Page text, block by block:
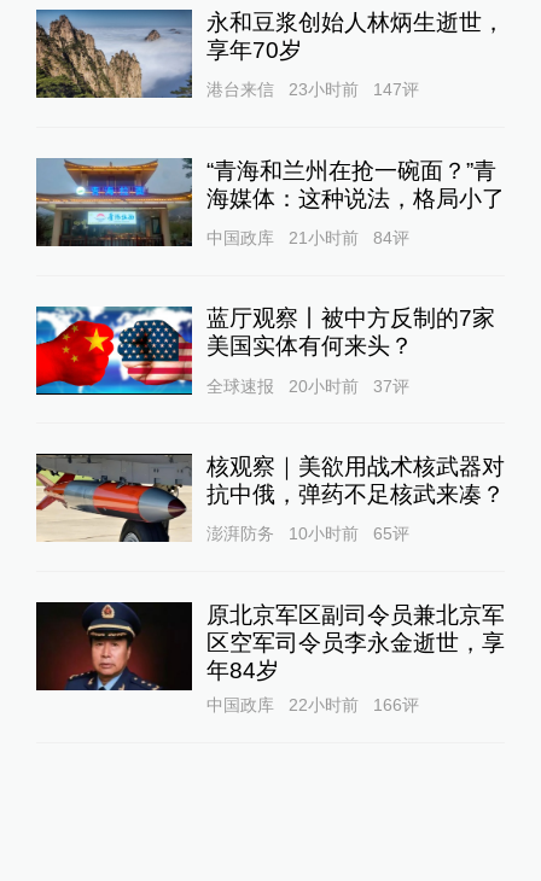
永和豆浆创始人林炳生逝世，
享年70岁
港台来信 23小时前 147评
“青海和兰州在抢一碗面？”青
海媒体：这种说法，格局小了
中国政库 21小时前 84评
蓝厅观察丨被中方反制的7家
美国实体有何来头？
全球速报 20小时前 37评
核观察｜美欲用战术核武器对
抗中俄，弹药不足核武来凑？
澎湃防务 10小时前 65评
原北京军区副司令员兼北京军
区空军司令员李永金逝世，享
年84岁
中国政库 22小时前 166评